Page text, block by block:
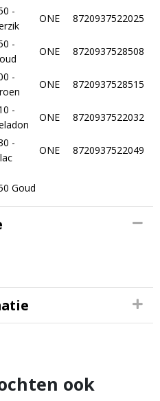
-
ONE
8720937522025
-
ONE
8720937528508
-
ONE
8720937528515
-
ONE
8720937522032
-
ONE 8720937522049
Goud
ook